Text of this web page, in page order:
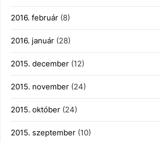
2016. február (8)
2016. január (28)
2015. december (12)
2015. november (24)
2015. október (24)
2015. szeptember (10)